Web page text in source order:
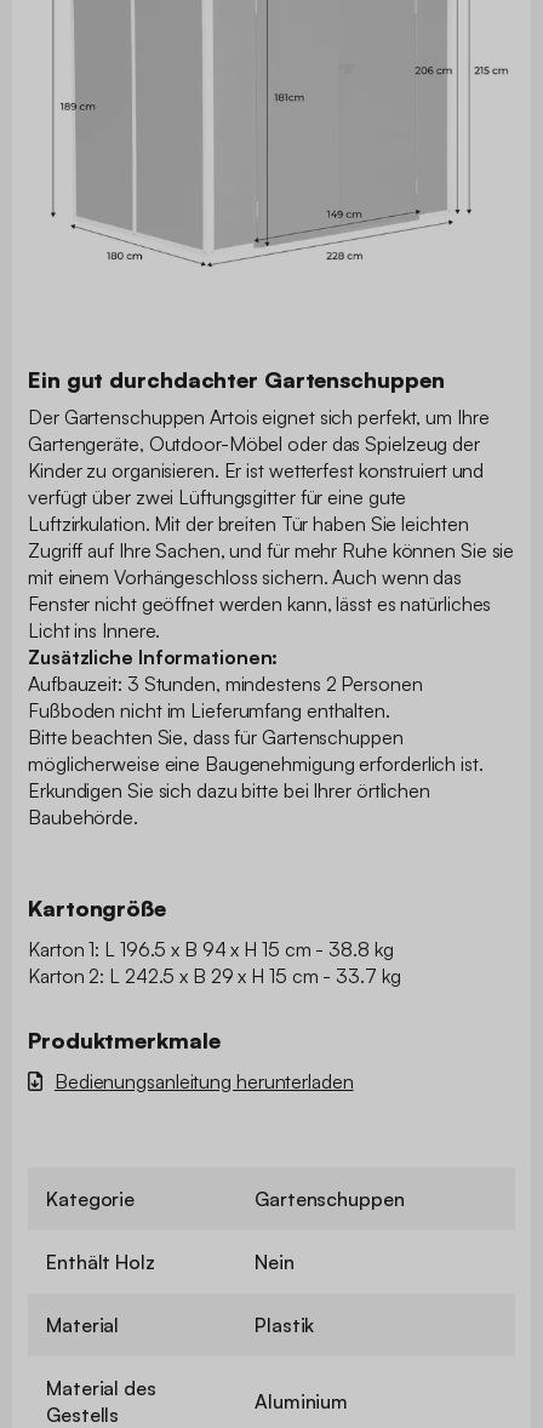
Ein gut durchdachter Gartenschuppen
Der Gartenschuppen Artois eignet sich perfekt, um Ihre
Gartengeräte, Outdoor-Möbel oder das Spielzeug der
Kinder zu organisieren. Er ist wetterfest konstruiert und
verfügt über zwei Lüftungsgitter für eine gute
Luftzirkulation. Mit der breiten Tür haben Sie leichten
Zugriff auf Ihre Sachen, und für mehr Ruhe können Sie sie
mit einem Vorhängeschloss sichern. Auch wenn das
Fenster nicht geöffnet werden kann, lässt es natürliches
Licht ins Innere.
Zusätzliche Informationen:
Aufbauzeit: 3 Stunden, mindestens 2 Personen
Fußboden nicht im Lieferumfang enthalten.
Bitte beachten Sie, dass für Gartenschuppen
möglicherweise eine Baugenehmigung erforderlich ist.
Erkundigen Sie sich dazu bitte bei Ihrer örtlichen
Baubehörde.
Kartongröße
Karton 1: L 196.5 x B 94 x H 15 cm - 38.8 kg
Karton 2: L 242.5 x B 29 x H 15 cm - 33.7 kg
Produktmerkmale
Bedienungsanleitung herunterladen
Kategorie Gartenschuppen
Enthält Holz Nein
Material Plastik
Material des
Gestells
Aluminium